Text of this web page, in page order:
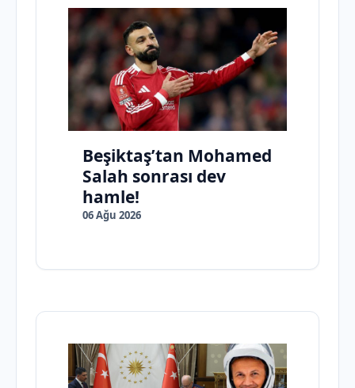
Beşiktaş’tan Mohamed
Salah sonrası dev
hamle!
06 Ağu 2026